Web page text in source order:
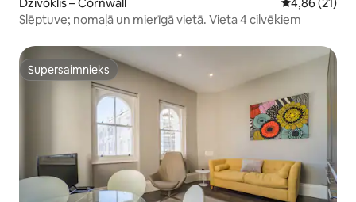
Dzīvoklis – Cornwall Vidējais
4,86 (21)
Slēptuve; nomaļā un mierīgā vietā. Vieta 4 cilvēkiem
Supersaimnieks
Supersaimnieks